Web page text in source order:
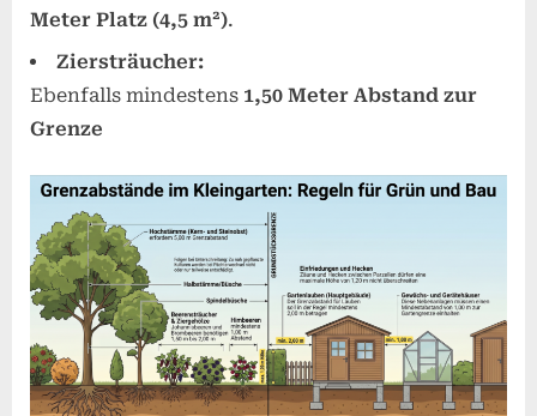
Meter Platz (4,5 m²).
Ziersträucher:
Ebenfalls mindestens 1,50 Meter Abstand zur
Grenze